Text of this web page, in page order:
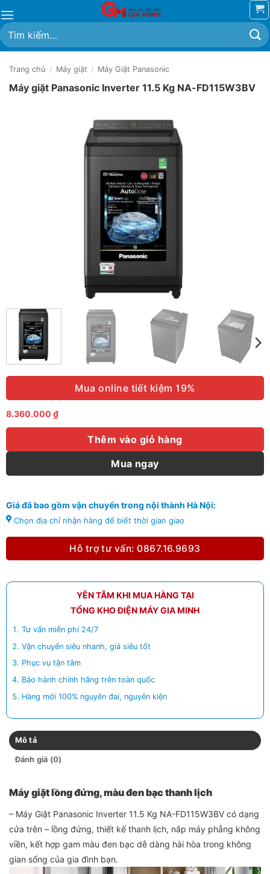
qua
nội
dung
Tìm
kiếm:
Trang chủ / Máy giặt / Máy Giặt Panasonic
Máy giặt Panasonic Inverter 11.5 Kg NA-FD115W3BV
Mua online tiết kiệm 19%
8.360.000 ₫
Thêm vào giỏ hàng
Mua ngay
Giá đã bao gồm vận chuyển trong nội thành Hà Nội:
Chọn địa chỉ nhận hàng để biết thời gian giao
Hỗ trợ tư vấn: 0867.16.9693
YÊN TÂM KHI MUA HÀNG TẠI
TỔNG KHO ĐIỆN MÁY GIA MINH
Tư vấn miễn phí 24/7
Vận chuyển siêu nhanh, giá siêu tốt
Phục vụ tận tâm
Bảo hành chính hãng trên toàn quốc
Hàng mới 100% nguyên đai, nguyên kiện
Mô tả
Đánh giá (0)
Máy giặt lồng đứng, màu đen bạc thanh lịch
– Máy Giặt Panasonic Inverter 11.5 Kg NA-FD115W3BV có dạng
cửa trên – lồng đứng, thiết kế thanh lịch, nắp máy phẳng không
viền, kết hợp gam màu đen bạc dễ dàng hài hòa trong không
gian sống của gia đình bạn.